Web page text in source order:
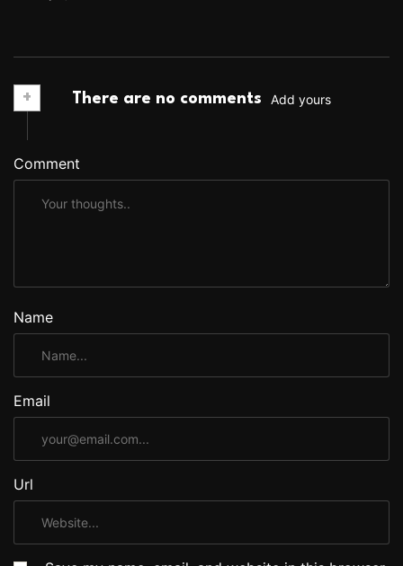
+ There are no comments Add yours
Comment
Name
Email
Url